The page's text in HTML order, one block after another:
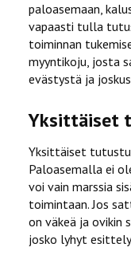
paloasemaan,
vapaasti tulla
toiminnan
myyntikoju, josta
evästystä ja
Yksittäiset
Yksittäiset
Paloasemalla ei
voi vain marssia
toimintaan. Jos
on väkeä ja ovikin
josko lyhyt